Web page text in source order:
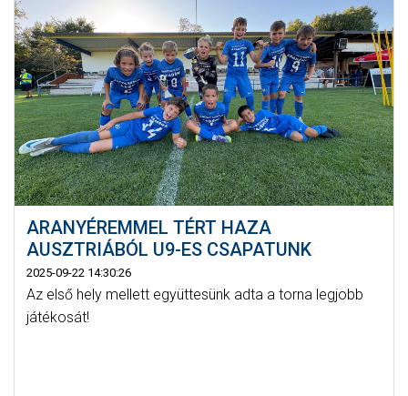
ARANYÉREMMEL TÉRT HAZA
AUSZTRIÁBÓL U9-ES CSAPATUNK
2025-09-22 14:30:26
Az első hely mellett együttesünk adta a torna legjobb
játékosát!